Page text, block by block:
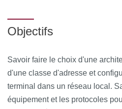
Objectifs
Savoir faire le choix d'une
d'une classe d'adresse et
terminal dans un réseau local.
équipement et les protocoles